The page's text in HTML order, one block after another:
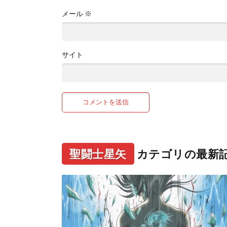
メール ※
サイト
聖闘士星矢 カテゴリの最新